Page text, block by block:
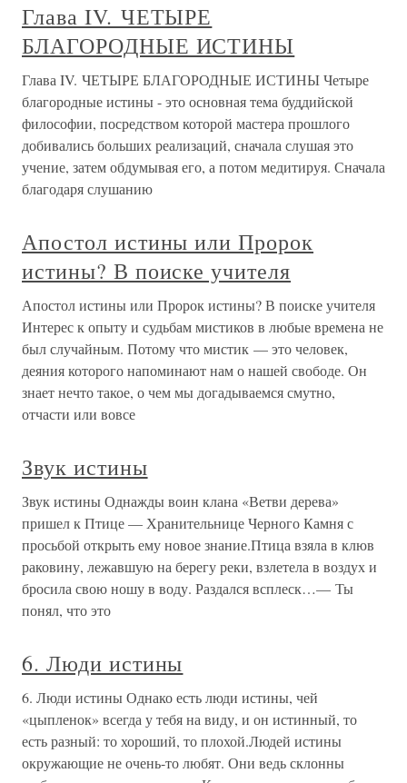
Глава IV. ЧЕТЫРЕ
БЛАГОРОДНЫЕ ИСТИНЫ
Глава IV. ЧЕТЫРЕ БЛАГОРОДНЫЕ ИСТИНЫ Четыре
благородные истины - это основная тема буддийской
философии, посредством которой мастера прошлого
добивались больших реализаций, сначала слушая это
учение, затем обдумывая его, а потом медитируя. Сначала
благодаря слушанию
Апостол истины или Пророк
истины? В поиске учителя
Апостол истины или Пророк истины? В поиске учителя
Интерес к опыту и судьбам мистиков в любые времена не
был случайным. Потому что мистик — это человек,
деяния которого напоминают нам о нашей свободе. Он
знает нечто такое, о чем мы догадываемся смутно,
отчасти или вовсе
Звук истины
Звук истины Однажды воин клана «Ветви дерева»
пришел к Птице — Хранительнице Черного Камня с
просьбой открыть ему новое знание.Птица взяла в клюв
раковину, лежавшую на берегу реки, взлетела в воздух и
бросила свою ношу в воду. Раздался всплеск…— Ты
понял, что это
6. Люди истины
6. Люди истины Однако есть люди истины, чей
«цыпленок» всегда у тебя на виду, и он истинный, то
есть разный: то хороший, то плохой.Людей истины
окружающие не очень-то любят. Они ведь склонны